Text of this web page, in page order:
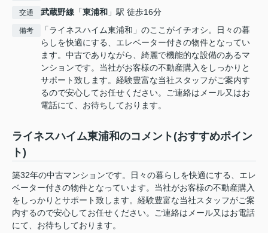
交通 武蔵野線 「東浦和 」駅 徒歩16分
備考
「ライネスハイム東浦和」のここがイチオシ。日々の暮
らしを快適にする、エレベーター付きの物件となってい
ます。中古でありながら、綺麗で機能的な設備のあるマ
ンションです。当社がお客様の不動産購入をしっかりと
サポート致します。経験豊富な当社スタッフがご案内す
るので安心してお任せください。ご連絡はメール又はお
電話にて、お待ちしております。
ライネスハイム東浦和のコメント(おすすめポイン
ト)
築32年の中古マンションです。日々の暮らしを快適にする、エレ
ベーター付きの物件となっています。当社がお客様の不動産購入
をしっかりとサポート致します。経験豊富な当社スタッフがご案
内するので安心してお任せください。ご連絡はメール又はお電話
にて、お待ちしております。